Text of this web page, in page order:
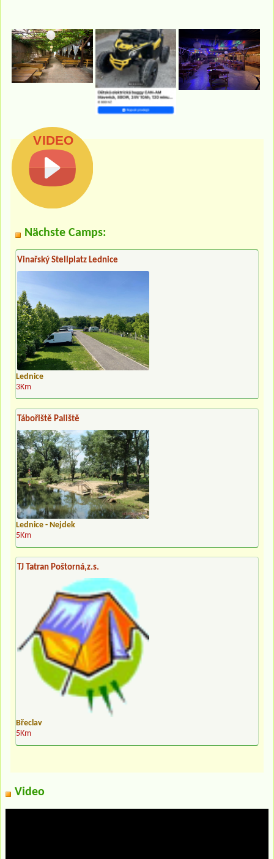
Nächste Camps:
Vinařský Stellplatz Lednice
Lednice
3Km
Tábořiště Paliště
Lednice - Nejdek
5Km
TJ Tatran Poštorná,z.s.
Břeclav
5Km
Video